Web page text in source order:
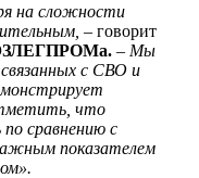
на сложности
– говорит
– Мы
с СВО и
что
по сравнению с
показателем